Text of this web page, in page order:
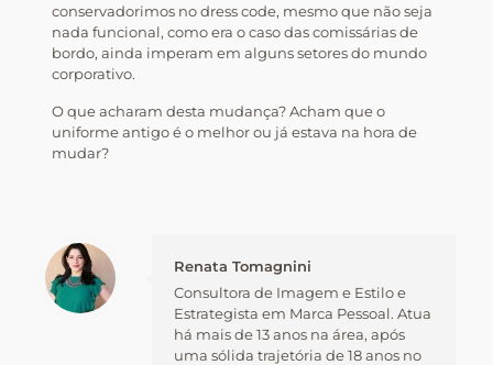
conservadorimos no dress code, mesmo que não seja
nada funcional, como era o caso das comissárias de
bordo, ainda imperam em alguns setores do mundo
corporativo.
O que acharam desta mudança? Acham que o
uniforme antigo é o melhor ou já estava na hora de
mudar?
Renata Tomagnini
Consultora de Imagem e Estilo e
Estrategista em Marca Pessoal. Atua
há mais de 13 anos na área, após
uma sólida trajetória de 18 anos no